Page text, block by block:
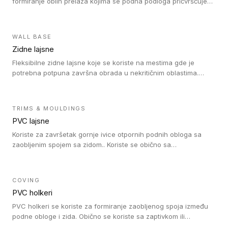
WALL BASE
Zidne lajsne
Fleksibilne zidne lajsne koje se koriste na mestima gde je
potrebna potpuna završna obrada u nekritičnim oblastima.
TRIMS & MOULDINGS
PVC lajsne
Koriste za završetak gornje ivice otpornih podnih obloga sa
zaobljenim spojem sa zidom.. Koriste se obično sa
rešenje).
COVING
PVC holkeri
PVC holkeri se koriste za formiranje zaobljenog spoja između
podne obloge i zida. Obično se koriste sa zaptivkom ili